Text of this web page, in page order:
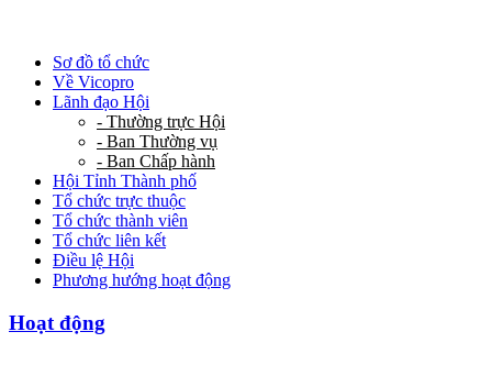
Sơ đồ tổ chức
Về Vicopro
Lãnh đạo Hội
- Thường trực Hội
- Ban Thường vụ
- Ban Chấp hành
Hội Tỉnh Thành phố
Tổ chức trực thuộc
Tổ chức thành viên
Tổ chức liên kết
Điều lệ Hội
Phương hướng hoạt động
Hoạt động